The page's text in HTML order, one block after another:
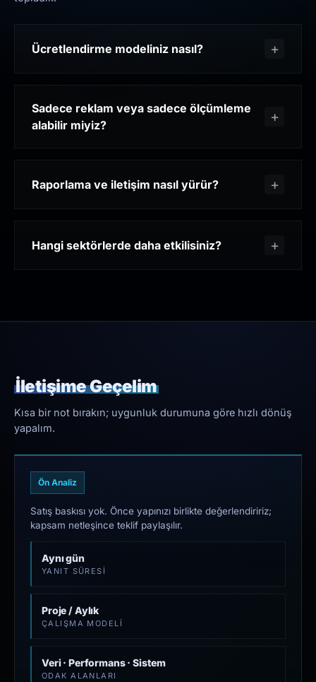
Ücretlendirme modeliniz nasıl?
Sadece reklam veya sadece ölçümleme
alabilir miyiz?
Raporlama ve iletişim nasıl yürür?
Hangi sektörlerde daha etkilisiniz?
İletişime Geçelim
Kısa bir not bırakın; uygunluk durumuna göre hızlı dönüş
yapalım.
Ön Analiz
Satış baskısı yok. Önce yapınızı birlikte değerlendiririz;
kapsam netleşince teklif paylaşılır.
Aynı gün
YANIT SÜRESI
Proje / Aylık
ÇALIŞMA MODELI
Veri · Performans · Sistem
ODAK ALANLARI